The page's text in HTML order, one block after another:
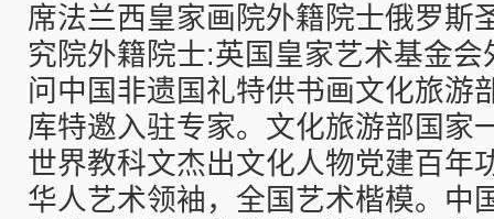
席法兰西皇家画院外籍院士俄罗斯
究院外籍院士:英国皇家艺术基金
问中国非遗国礼特供书画文化旅游
库特邀入驻专家。文化旅游部国家
世界教科文杰出文化人物党建百年
华人艺术领袖，全国艺术楷模。中